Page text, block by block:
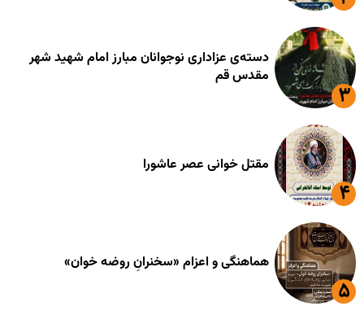
دسته‌ی عزاداری نوجوانان مبارز امام شهید شهر
مقدس قم
مقتل خوانی عصر عاشورا
هماهنگی و اعزام «سخنرانِ روضه خوان»